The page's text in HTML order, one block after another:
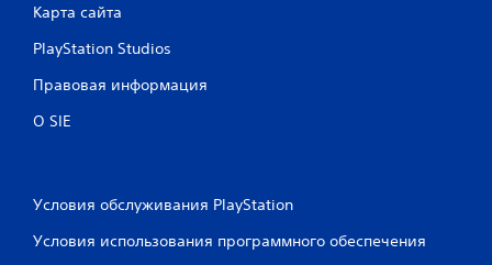
Карта сайта
PlayStation Studios
Правовая информация
О SIE
Условия обслуживания PlayStation
Условия использования программного обеспечения